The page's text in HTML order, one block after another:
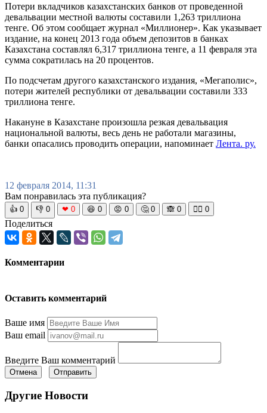
Потери вкладчиков казахстанских банков от проведенной
девальвации местной валюты составили 1,263 триллиона
тенге. Об этом сообщает журнал «Миллионер». Как указывает
издание, на конец 2013 года объем депозитов в банках
Казахстана составлял 6,317 триллиона тенге, а 11 февраля эта
сумма сократилась на 20 процентов.
По подсчетам другого казахстанского издания, «Мегаполис»,
потери жителей республики от девальвации составили 333
триллиона тенге.
Накануне в Казахстане произошла резкая девальвация
национальной валюты, весь день не работали магазины,
банки опасались проводить операции, напоминает Лента. ру.
12 февраля 2014, 11:31
Вам понравилась эта публикация?
👍 0 👎 0 ❤ 0 😆 0 😡 0 🤔 0 🙈 0 🧘‍♀️ 0
Поделиться
Комментарии
Оставить комментарий
Ваше имя
Ваш email
Введите Ваш комментарий
Отмена Отправить
Другие Новости